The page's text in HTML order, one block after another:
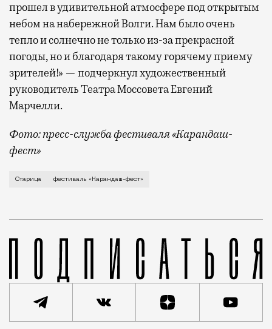
прошел в удивительной атмосфере под открытым
небом на набережной Волги. Нам было очень
тепло и солнечно не только из-за прекрасной
погоды, но и благодаря такому горячему приему
зрителей!» — подчеркнул художественный
руководитель Театра Моссовета Евгений
Марчелли.
Фото: пресс-служба фестиваля «Карандаш-
фест»
В минувший уикенд маленькая Старица в
Старица фестиваль «Карандаш-фест»